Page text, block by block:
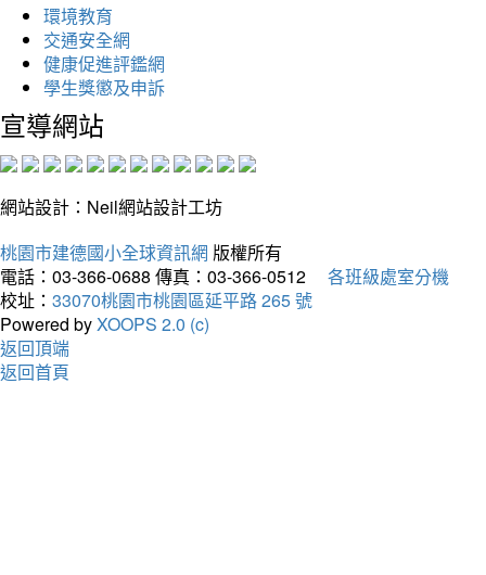
環境教育
交通安全網
健康促進評鑑網
學生獎懲及申訴
宣導網站
網站設計：Neil網站設計工坊
桃園市建德國小全球資訊網 版權所有
電話：03-366-0688 傳真：03-366-0512
各班級處室分機
校址： 33070桃園市桃園區延平路 265 號
Powered byXOOPS 2.0 (c)
返回頂端
返回首頁